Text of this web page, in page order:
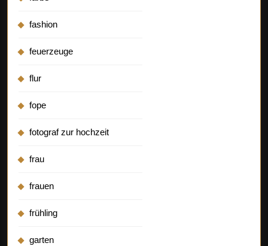
fashion
feuerzeuge
flur
fope
fotograf zur hochzeit
frau
frauen
frühling
garten